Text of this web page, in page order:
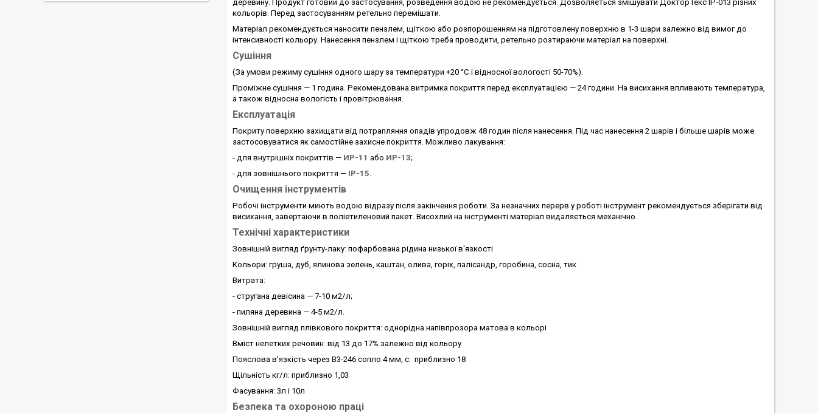
деревину. Продукт готовий до застосування, розведення водою не рекомендується. Дозволяється змішувати ДокторТекс ІР-013 різних
кольорів. Перед застосуванням ретельно перемішати.
Матеріал рекомендується наносити пензлем, щіткою або розпорошенням на підготовлену поверхню в 1-3 шари залежно від вимог до
інтенсивності кольору. Нанесення пензлем і щіткою треба проводити, ретельно розтираючи матеріал на поверхні.
Сушіння
(За умови режиму сушіння одного шару за температури +20 °C і відносної вологості 50-70%).
Проміжне сушіння — 1 година. Рекомендована витримка покриття перед експлуатацією — 24 години. На висихання впливають температура,
а також відносна вологість і провітрювання.
Експлуатація
Покриту поверхню захищати від потрапляння опадів упродовж 48 годин після нанесення. Під час нанесення 2 шарів і більше шарів може
застосовуватися як самостійне захисне покриття. Можливо лакування:
- для внутрішніх покриттів — ИР-11 або ИР-13;
- для зовнішнього покриття — ІР-15.
Очищення інструментів
Робочі інструменти миють водою відразу після закінчення роботи. За незначних перерв у роботі інструмент рекомендується зберігати від
висихання, завертаючи в поліетиленовий пакет. Висохлий на інструменті матеріал видаляється механічно.
Технічні характеристики
Зовнішній вигляд ґрунту-лаку: пофарбована рідина низької в'язкості
Кольори: груша, дуб, ялинова зелень, каштан, олива, горіх, палісандр, горобина, сосна, тик
Витрата:
- стругана девісина — 7-10 м2/л;
- пиляна деревина — 4-5 м2/л.
Зовнішній вигляд плівкового покриття: однорідна напівпрозора матова в кольорі
Вміст нелетких речовин: від 13 до 17% залежно від кольору
Пояслова в'язкість через В3-246 сопло 4 мм, с: приблизно 18
Щільність кг/л: приблизно 1,03
Фасування: 3л і 10л
Безпека та охороною праці